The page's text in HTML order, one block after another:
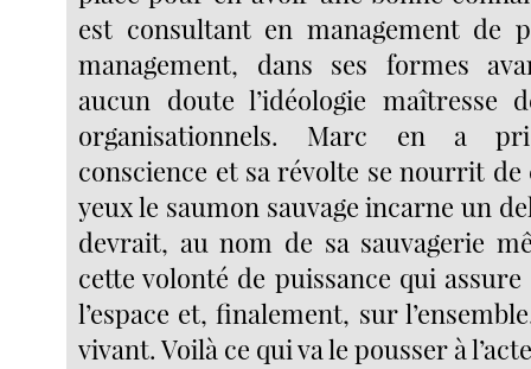
est consultant en management de
management, dans ses formes
aucun doute l’idéologie maîtresse
organisationnels. Marc en a
conscience et sa révolte se nourrit de
yeux le saumon sauvage incarne un
devrait, au nom de sa sauvagerie
cette volonté de puissance qui
l’espace et, finalement, sur
vivant. Voilà ce qui va le pousser à